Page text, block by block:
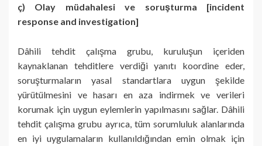
ç) Olay müdahalesi ve soruşturma [incident
response and investigation]
Dâhili tehdit çalışma grubu, kuruluşun içeriden
kaynaklanan tehditlere verdiği yanıtı koordine eder,
soruşturmaların yasal standartlara uygun şekilde
yürütülmesini ve hasarı en aza indirmek ve verileri
korumak için uygun eylemlerin yapılmasını sağlar. Dâhili
tehdit çalışma grubu ayrıca, tüm sorumluluk alanlarında
en iyi uygulamaların kullanıldığından emin olmak için